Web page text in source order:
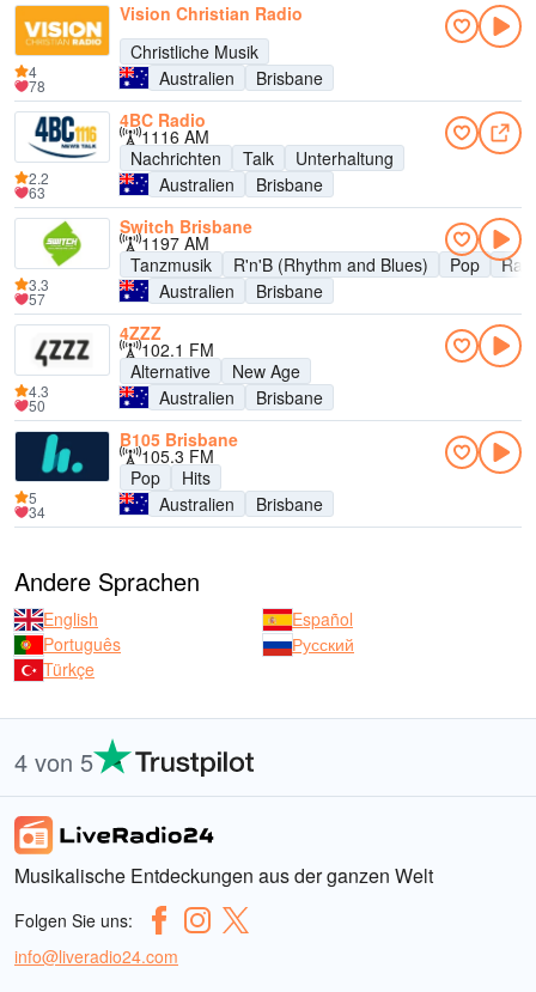
Vision Christian Radio
Christliche Musik
Australien
Brisbane
4
78
4BC Radio
1116 AM
Nachrichten
Talk
Unterhaltung
Australien
Brisbane
2.2
63
Switch Brisbane
1197 AM
Tanzmusik
R'n'B (Rhythm and Blues) Pop
Rap
Australien
Brisbane
3.3
57
4ZZZ
102.1 FM
Alternative
New Age
Australien
Brisbane
4.3
50
B105 Brisbane
105.3 FM
Pop
Hits
Australien
Brisbane
5
34
Andere Sprachen
English
Español
Português
Русский
Türkçe
4 von 5
Musikalische Entdeckungen aus der ganzen Welt
Folgen Sie uns:
info@liveradio24.com